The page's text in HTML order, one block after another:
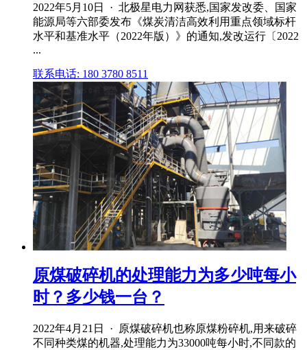
2022年5月10日 · 北极星电力网获悉,国家发改委、国家
能源局等六部委发布《煤炭清洁高效利用重点领域标杆
水平和基准水平（2022年版）》的通知,发改运行〔2022
...
联系电话: 180 3780 8511
原煤破碎机的处理能力为多少吨每小
时？多少钱一台？
2022年4月21日 · 原煤破碎机也称原煤粉碎机,用来破碎
不同种类煤的机器,处理能力为33000吨每小时,不同款的